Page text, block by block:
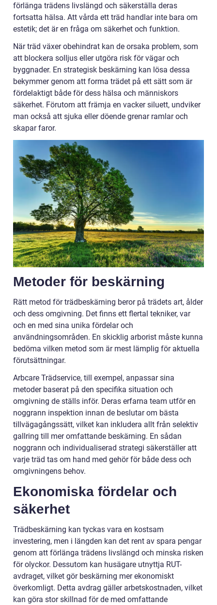
förlänga trädens livslängd och säkerställa deras
fortsatta hälsa. Att vårda ett träd handlar inte bara om
estetik; det är en fråga om säkerhet och funktion.
När träd växer obehindrat kan de orsaka problem, som
att blockera solljus eller utgöra risk för vägar och
byggnader. En strategisk beskärning kan lösa dessa
bekymmer genom att forma trädet på ett sätt som är
fördelaktigt både för dess hälsa och människors
säkerhet. Förutom att främja en vacker siluett, undviker
man också att sjuka eller döende grenar ramlar och
skapar faror.
Metoder för beskärning
Rätt metod för trädbeskärning beror på trädets art, ålder
och dess omgivning. Det finns ett flertal tekniker, var
och en med sina unika fördelar och
användningsområden. En skicklig arborist måste kunna
bedöma vilken metod som är mest lämplig för aktuella
förutsättningar.
Arbcare Trädservice, till exempel, anpassar sina
metoder baserat på den specifika situation och
omgivning de ställs inför. Deras erfarna team utför en
noggrann inspektion innan de beslutar om bästa
tillvägagångssätt, vilket kan inkludera allt från selektiv
gallring till mer omfattande beskärning. En sådan
noggrann och individualiserad strategi säkerställer att
varje träd tas om hand med gehör för både dess och
omgivningens behov.
Ekonomiska fördelar och
säkerhet
Trädbeskärning kan tyckas vara en kostsam
investering, men i längden kan det rent av spara pengar
genom att förlänga trädens livslängd och minska risken
för olyckor. Dessutom kan husägare utnyttja RUT-
avdraget, vilket gör beskärning mer ekonomiskt
överkomligt. Detta avdrag gäller arbetskostnaden, vilket
kan göra stor skillnad för de med omfattande